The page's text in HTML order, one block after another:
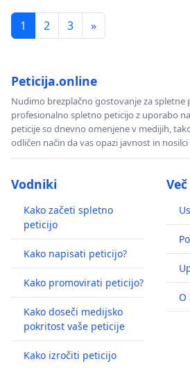
1 2 3 »
Peticija.online
Nudimo brezplačno gostovanje za spletne
profesionalno spletno peticijo z uporabo
peticije so dnevno omenjene v medijih,
odličen način da vas opazi javnost in
Vodniki
Kako začeti spletno
peticijo
Kako napisati peticijo?
Kako promovirati peticijo?
Kako doseči medijsko
pokritost vaše peticije
Kako izročiti peticijo
Več
O